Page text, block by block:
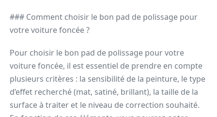
### Comment choisir le bon pad de polissage pour
votre voiture foncée ?
Pour choisir le bon pad de polissage pour votre
voiture foncée, il est essentiel de prendre en compte
plusieurs critères : la sensibilité de la peinture, le type
d’effet recherché (mat, satiné, brillant), la taille de la
surface à traiter et le niveau de correction souhaité.